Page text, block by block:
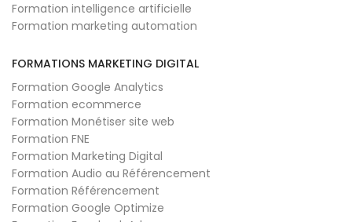
Formation intelligence artificielle
Formation marketing automation
FORMATIONS MARKETING DIGITAL
Formation Google Analytics
Formation ecommerce
Formation Monétiser site web
Formation FNE
Formation Marketing Digital
Formation Audio au Référencement
Formation Référencement
Formation Google Optimize